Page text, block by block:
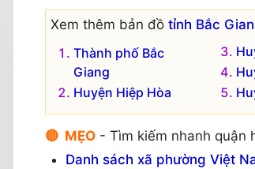
Xem thêm bản đồ tỉnh Bắc
Thành phố Bắc
Giang
Huyện Hiệp Hòa
🔴 MẸO - Tìm kiếm nhanh quận
Danh sách xã phường Việt